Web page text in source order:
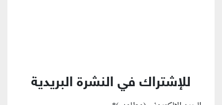
للإشتراك في النشرة البريدية